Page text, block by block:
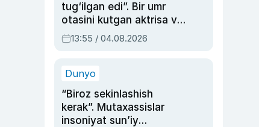
tug‘ilgan edi”. Bir umr
otasini kutgan aktrisa va
dublyaj ustasi Rimma
Ahmedovaning
13:55 / 04.08.2026
Dunyo
“Biroz sekinlashish
kerak”. Mutaxassislar
insoniyat sun’iy